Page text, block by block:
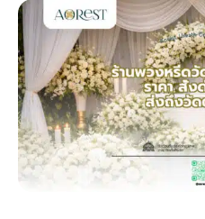
ดอกไม้หน้าหีบ
ดอกไม้หน้างานศพ
ดอกไม้หน้าโลง
จัดดอกไม้หน้ารูป
ร้านพวงหรีด
ดอกไม้พวงหรีด
พวงหรีดปทุม
พวงหรีดพระราม 2
ไม้หน้าเมรุ
กไม้หน้าเมรุ
น้าเมรุ ราคา
รุ กรุงเทพ
ไม้งานแต่ง กรุงเทพ
อกไม้งานแต่ง
ดอกไม้งานแต่ง
ไม้งานแต่ง แบบสวยๆ
พวงหรีดพัดลม กรุงเทพ
พวงหรีดพัดลม ส่งด่วน
สั่งพวงหรีดพัดลม
ร้านพวงหรีดพัดลม
รับจัดงานศพ กรุงเทพ
แพ็คเกจจัดงานศพ
ค่าใช้จ่ายจัดงานศพ
จัดงานศพ วัด